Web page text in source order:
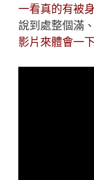
一看真的有被
說到處整個滿
影片來體會一